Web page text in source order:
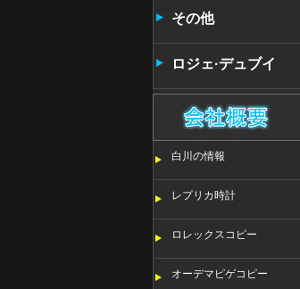
その他
ロジェ·デュブイ
白川の情報
レプリカ時計
ロレックスコピー
オーデマピゲコピー